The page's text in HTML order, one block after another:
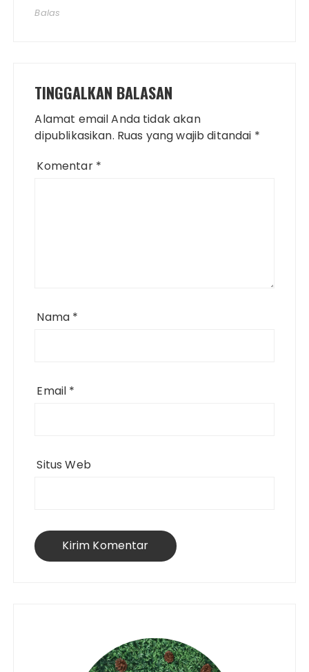
Balas
TINGGALKAN BALASAN
Alamat email Anda tidak akan
dipublikasikan. Ruas yang wajib ditandai *
Komentar *
Nama *
Email *
Situs Web